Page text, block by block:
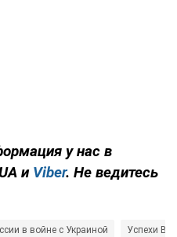
у нас в
и Viber. Не ведитесь
в войне с Украиной Успехи